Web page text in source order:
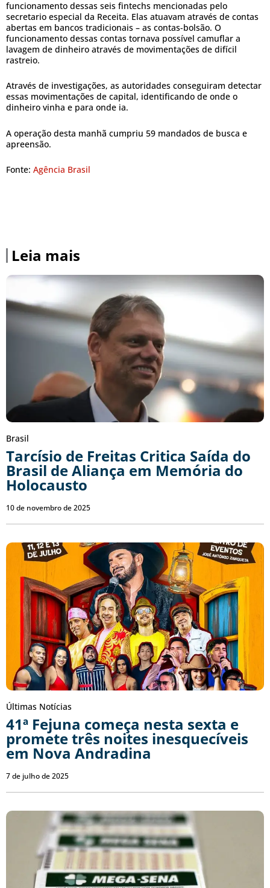
funcionamento dessas seis fintechs mencionadas pelo
secretario especial da Receita. Elas atuavam através de contas
abertas em bancos tradicionais – as contas-bolsão. O
funcionamento dessas contas tornava possível camuflar a
lavagem de dinheiro através de movimentações de difícil
rastreio.
Através de investigações, as autoridades conseguiram detectar
essas movimentações de capital, identificando de onde o
dinheiro vinha e para onde ia.
A operação desta manhã cumpriu 59 mandados de busca e
apreensão.
Fonte: Agência Brasil
Leia mais
Brasil
Tarcísio de Freitas Critica Saída do
Brasil de Aliança em Memória do
Holocausto
10 de novembro de 2025
Últimas Notícias
41ª Fejuna começa nesta sexta e
promete três noites inesquecíveis
em Nova Andradina
7 de julho de 2025